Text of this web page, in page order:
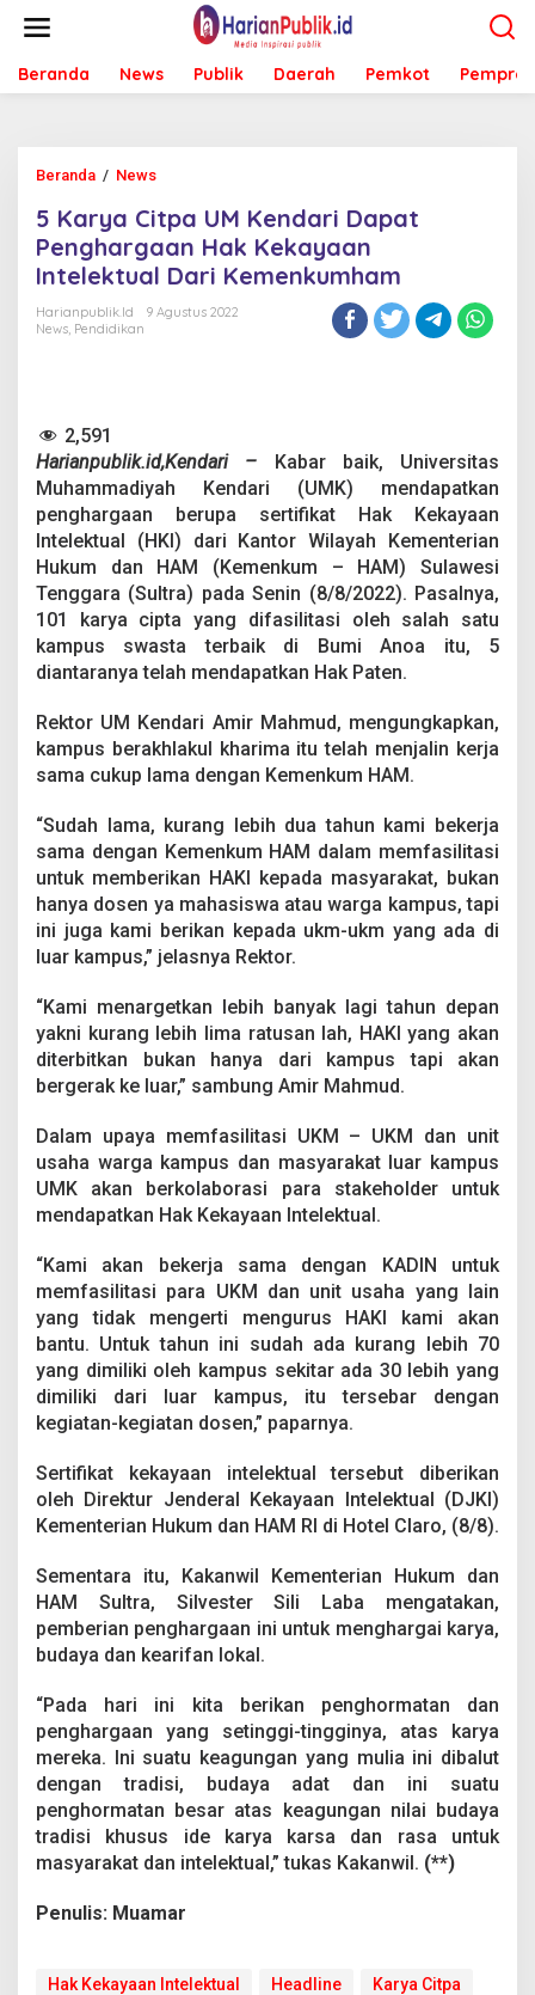
t
Beranda News Publik Daerah Pemkot Pemprov
Beranda / News
a
r
y
a
C
K
e
n
a
r
i
D
a
p
a
e
n
g
a
a
n
H
a
K
e
k
a
n
I
n
k
t
a
D
r
K
e
e
u
m
a
m
5 Karya Citpa UM Kendari Dapat
Penghargaan Hak Kekayaan
Intelektual Dari Kemenkumham
Harianpublik.id
9 Agustus 2022
News, Pendidikan
2,591
Harianpublik.id,Kendari – Kabar baik, Universitas
Muhammadiyah Kendari (UMK) mendapatkan
penghargaan berupa sertifikat Hak Kekayaan
Intelektual (HKI) dari Kantor Wilayah Kementerian
Hukum dan HAM (Kemenkum – HAM) Sulawesi
Tenggara (Sultra) pada Senin (8/8/2022). Pasalnya,
101 karya cipta yang difasilitasi oleh salah satu
kampus swasta terbaik di Bumi Anoa itu, 5
diantaranya telah mendapatkan Hak Paten.
Rektor UM Kendari Amir Mahmud, mengungkapkan,
kampus berakhlakul kharima itu telah menjalin kerja
sama cukup lama dengan Kemenkum HAM.
“Sudah lama, kurang lebih dua tahun kami bekerja
sama dengan Kemenkum HAM dalam memfasilitasi
untuk memberikan HAKI kepada masyarakat, bukan
hanya dosen ya mahasiswa atau warga kampus, tapi
ini juga kami berikan kepada ukm-ukm yang ada di
luar kampus,” jelasnya Rektor.
“Kami menargetkan lebih banyak lagi tahun depan
yakni kurang lebih lima ratusan lah, HAKI yang akan
diterbitkan bukan hanya dari kampus tapi akan
bergerak ke luar,” sambung Amir Mahmud.
Dalam upaya memfasilitasi UKM – UKM dan unit
usaha warga kampus dan masyarakat luar kampus
UMK akan berkolaborasi para stakeholder untuk
mendapatkan Hak Kekayaan Intelektual.
“Kami akan bekerja sama dengan KADIN untuk
memfasilitasi para UKM dan unit usaha yang lain
yang tidak mengerti mengurus HAKI kami akan
bantu. Untuk tahun ini sudah ada kurang lebih 70
yang dimiliki oleh kampus sekitar ada 30 lebih yang
dimiliki dari luar kampus, itu tersebar dengan
kegiatan-kegiatan dosen,” paparnya.
Sertifikat kekayaan intelektual tersebut diberikan
oleh Direktur Jenderal Kekayaan Intelektual (DJKI)
Kementerian Hukum dan HAM RI di Hotel Claro, (8/8).
Sementara itu, Kakanwil Kementerian Hukum dan
HAM Sultra, Silvester Sili Laba mengatakan,
pemberian penghargaan ini untuk menghargai karya,
budaya dan kearifan lokal.
“Pada hari ini kita berikan penghormatan dan
penghargaan yang setinggi-tingginya, atas karya
mereka. Ini suatu keagungan yang mulia ini dibalut
dengan tradisi, budaya adat dan ini suatu
penghormatan besar atas keagungan nilai budaya
tradisi khusus ide karya karsa dan rasa untuk
masyarakat dan intelektual,” tukas Kakanwil. (**)
Penulis: Muamar
Hak Kekayaan Intelektual Headline
Karya Citpa